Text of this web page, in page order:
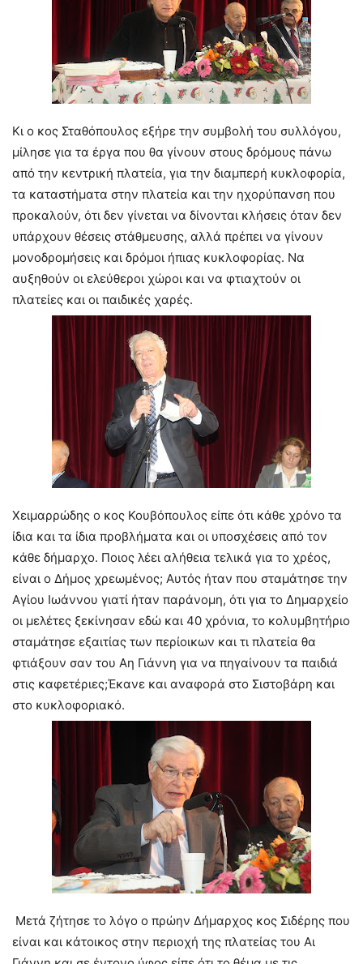
Κι ο κος Σταθόπουλος εξήρε την συμβολή του συλλόγου,
μίλησε για τα έργα που θα γίνουν στους δρόμους πάνω
από την κεντρική πλατεία, για την διαμπερή κυκλοφορία,
τα καταστήματα στην πλατεία και την ηχορύπανση που
προκαλούν, ότι δεν γίνεται να δίνονται κλήσεις όταν δεν
υπάρχουν θέσεις στάθμευσης, αλλά πρέπει να γίνουν
μονοδρομήσεις και δρόμοι ήπιας κυκλοφορίας. Να
αυξηθούν οι ελεύθεροι χώροι και να φτιαχτούν οι
πλατείες και οι παιδικές χαρές.
Χειμαρρώδης ο κος Κουβόπουλος είπε ότι κάθε χρόνο τα
ίδια και τα ίδια προβλήματα και οι υποσχέσεις από τον
κάθε δήμαρχο. Ποιος λέει αλήθεια τελικά για το χρέος,
είναι ο Δήμος χρεωμένος; Αυτός ήταν που σταμάτησε την
Αγίου Ιωάννου γιατί ήταν παράνομη, ότι για το Δημαρχείο
οι μελέτες ξεκίνησαν εδώ και 40 χρόνια, το κολυμβητήριο
σταμάτησε εξαιτίας των περίοικων και τι πλατεία θα
φτιάξουν σαν του Αη Γιάννη για να πηγαίνουν τα παιδιά
στις καφετέριες;Έκανε και αναφορά στο Σιστοβάρη και
στο κυκλοφοριακό.
Μετά ζήτησε το λόγο ο πρώην Δήμαρχος κος Σιδέρης που
είναι και κάτοικος στην περιοχή της πλατείας του Αι